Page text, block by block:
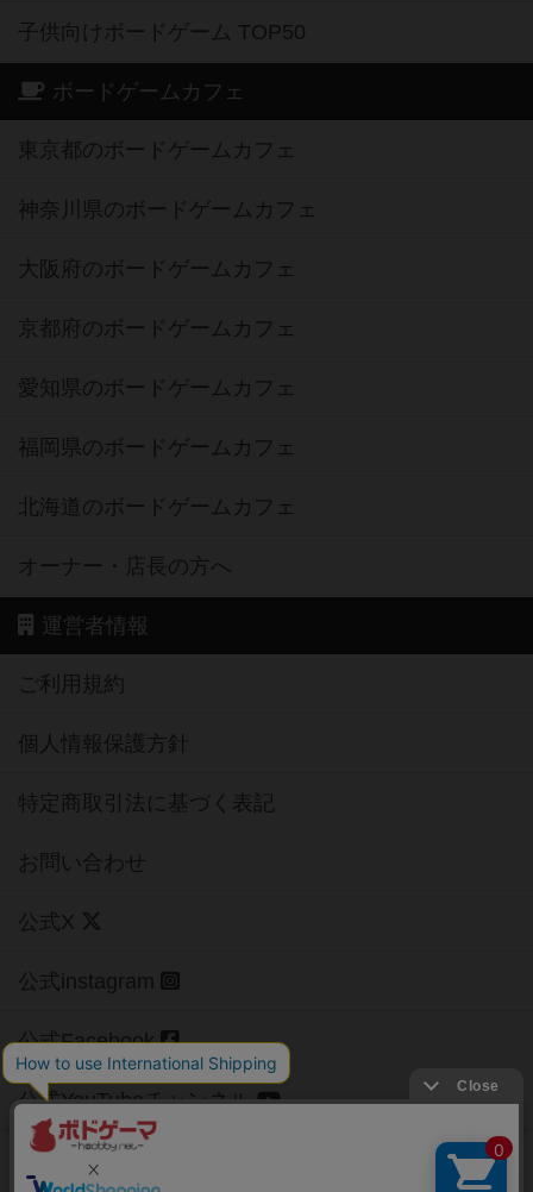
子供向けボードゲーム TOP50
ボードゲームカフェ
東京都のボードゲームカフェ
神奈川県のボードゲームカフェ
大阪府のボードゲームカフェ
京都府のボードゲームカフェ
愛知県のボードゲームカフェ
福岡県のボードゲームカフェ
北海道のボードゲームカフェ
オーナー・店長の方へ
運営者情報
ご利用規約
個人情報保護方針
特定商取引法に基づく表記
お問い合わせ
公式X
公式instagram
公式Facebook
公式YouTubeチャンネル